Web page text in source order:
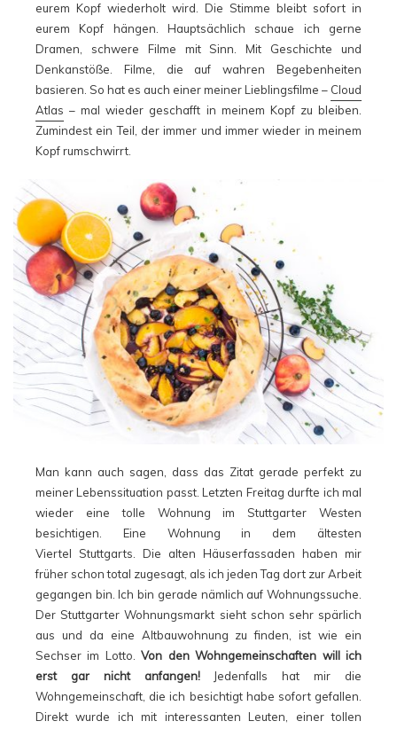
eurem Kopf wiederholt wird. Die Stimme bleibt sofort in
eurem Kopf hängen. Hauptsächlich schaue ich gerne
Dramen, schwere Filme mit Sinn. Mit Geschichte und
Denkanstöße. Filme, die auf wahren Begebenheiten
basieren. So hat es auch einer meiner Lieblingsfilme – Cloud
Atlas – mal wieder geschafft in meinem Kopf zu bleiben.
Zumindest ein Teil, der immer und immer wieder in meinem
Kopf rumschwirrt.
Man kann auch sagen, dass das Zitat gerade perfekt zu
meiner Lebenssituation passt. Letzten Freitag durfte ich mal
wieder eine tolle Wohnung im Stuttgarter Westen
besichtigen. Eine Wohnung in dem ältesten
Viertel Stuttgarts. Die alten Häuserfassaden haben mir
früher schon total zugesagt, als ich jeden Tag dort zur Arbeit
gegangen bin. Ich bin gerade nämlich auf Wohnungssuche.
Der Stuttgarter Wohnungsmarkt sieht schon sehr spärlich
aus und da eine Altbauwohnung zu finden, ist wie ein
Sechser im Lotto.Von den Wohngemeinschaften will ich
erst gar nicht anfangen!Jedenfalls hat mir die
Wohngemeinschaft, die ich besichtigt habe sofort gefallen.
Direkt wurde ich mit interessanten Leuten, einer tollen